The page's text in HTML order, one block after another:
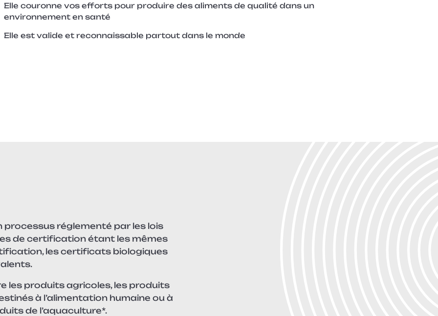
Elle couronne vos efforts pour produire des aliments de qualité dans un
environnement en santé
Elle est valide et reconnaissable partout dans le monde
réglementé par les lois
de certification étant les mêmes
les certificats biologiques
les produits agricoles, les produits
à l’alimentation humaine ou à
de l’aquaculture*.